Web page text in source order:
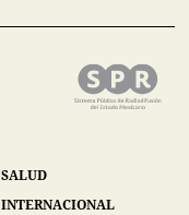
SALUD
INTERNACIONAL